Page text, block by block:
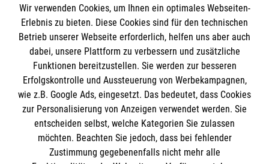
Empfänger: Malteser Hilfsdienst e.V.
IBAN: DE10 3706 0120 1201 2000 12
BIC: GENODED 1PA7
Wir verwenden Cookies, um Ihnen ein optimales Webseiten-
Erlebnis zu bieten. Diese Cookies sind für den technischen
Betrieb unserer Webseite erforderlich, helfen uns aber auch
dabei, unsere Plattform zu verbessern und zusätzliche
Funktionen bereitzustellen. Sie werden zur besseren
Erfolgskontrolle und Aussteuerung von Werbekampagnen,
wie z.B. Google Ads, eingesetzt. Das bedeutet, dass Cookies
zur Personalisierung von Anzeigen verwendet werden. Sie
entscheiden selbst, welche Kategorien Sie zulassen
möchten. Beachten Sie jedoch, dass bei fehlender
Zustimmung gegebenenfalls nicht mehr alle